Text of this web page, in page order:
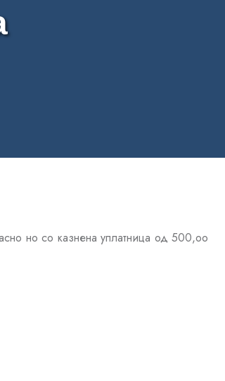
но со казнена уплатница од 500,оо